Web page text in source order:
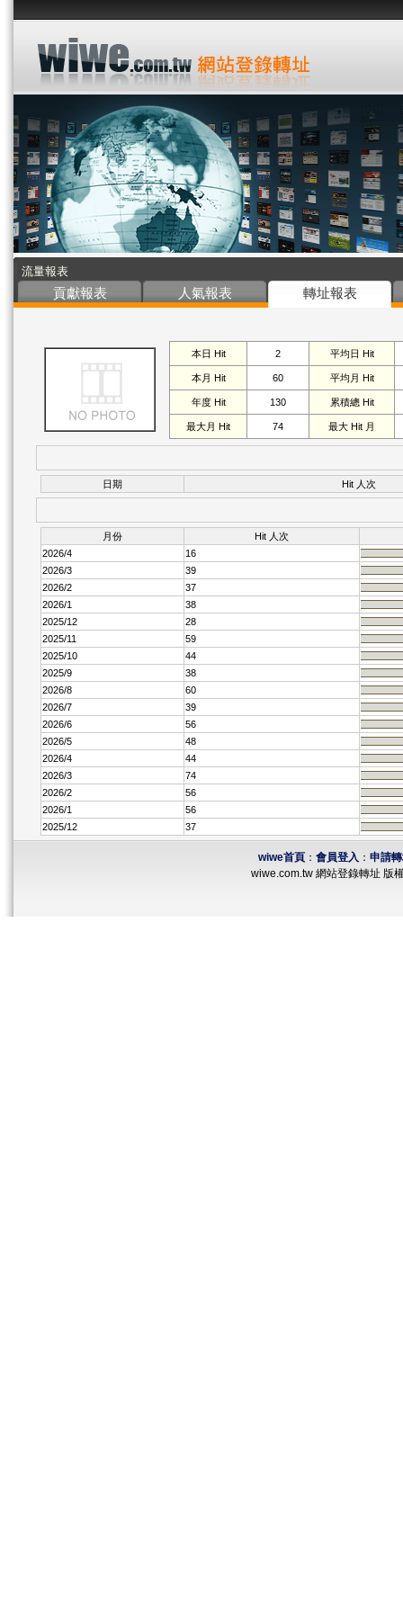
流量報表
貢獻報表 人氣報表 轉址報表
本日 Hit 2 平均日 Hit
本月 Hit 60 平均月 Hit
年度 Hit 130 累積總 Hit
最大月 Hit 74 最大 Hit 月
日期 Hit 人次
月份
Hit 人次
2026/4
16
2026/3
39
2026/2
37
2026/1
38
2025/12
28
2025/11
59
2025/10
44
2025/9
38
2026/8
60
2026/7
39
2026/6
56
2026/5
48
2026/4
44
2026/3
74
2026/2
56
2026/1
56
2025/12
37
wiwe首頁： 會員登入 ： 申請
wiwe.com.tw 網站登錄轉址 版